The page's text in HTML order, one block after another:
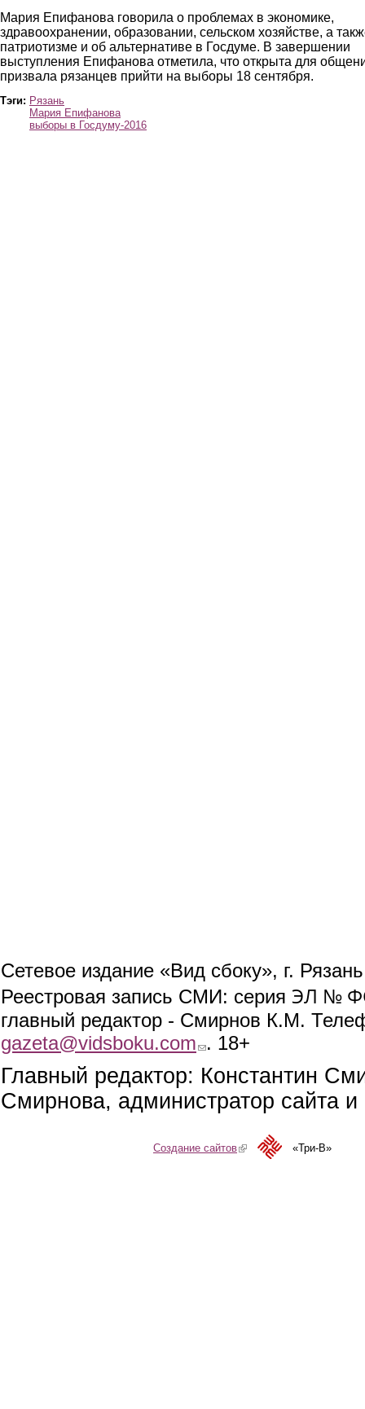
Мария Епифанова говорила о проблемах в экономике,
здравоохранении, образовании, сельском хозяйстве, а
патриотизме и об альтернативе в Госдуме. В завершении
выступления Епифанова отметила, что открыта для
призвала рязанцев прийти на выборы 18 сентября.
Тэги: Рязань
Мария Епифанова
выборы в Госдуму-2016
Сетевое издание «Вид сбоку», г.
Реестровая запись СМИ: серия ЭЛ №
главный редактор - Смирнов К.М.
gazeta@vidsboku.com (link sends e-mail)
. 18+
Главный редактор: Константин
Смирнова, администратор сайта
Создание сайтов(link is external)«Три-В»